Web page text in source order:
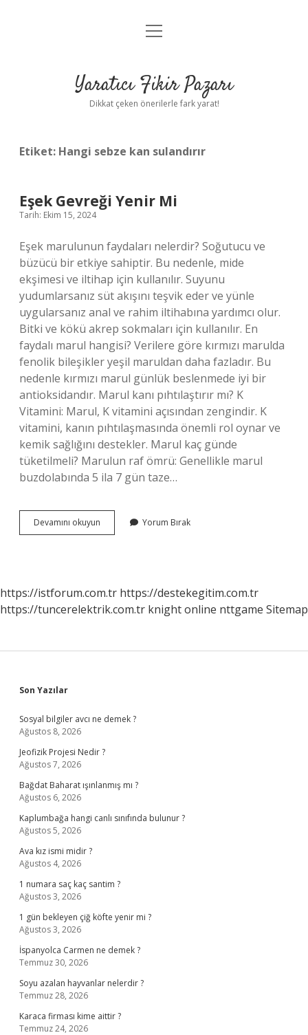
Anasayfa
Yasal Uyarı
menüyü
Yaratıcı Fikir Pazarı
Dikkat çeken önerilerle fark yarat!
Etiket: Hangi sebze kan sulandırır
Eşek Gevreği Yenir Mi
Tarih: Ekim 15, 2024
Eşek marulunun faydaları nelerdir? Soğutucu ve
büzücü bir etkiye sahiptir. Bu nedenle, mide
ekşimesi ve iltihap için kullanılır. Suyunu
yudumlarsanız süt akışını teşvik eder ve yünle
uygularsanız anal ve rahim iltihabına yardımcı olur.
Bitki ve kökü akrep sokmaları için kullanılır. En
faydalı marul hangisi? Verilere göre kırmızı marulda
fenolik bileşikler yeşil maruldan daha fazladır. Bu
nedenle kırmızı marul günlük beslenmede iyi bir
antioksidandır. Marul kanı pıhtılaştırır mı? K
Vitamini: Marul, K vitamini açısından zengindir. K
vitamini, kanın pıhtılaşmasında önemli rol oynar ve
kemik sağlığını destekler. Marul kaç günde
tüketilmeli? Marulun raf ömrü: Genellikle marul
buzdolabında 5 ila 7 gün taze…
Devamını okuyun
Gevreği
Yorum Bırak
https://istforum.com.tr https://destekegitim.com.tr
https://tuncerelektrik.com.tr knight online nttgame Sitemap
Sidebar
Son Yazılar
Sosyal bilgiler avcı ne demek ?
Ağustos 8, 2026
Jeofizik Projesi Nedir ?
Ağustos 7, 2026
Bağdat Baharat ışınlanmış mı ?
Ağustos 6, 2026
Kaplumbağa hangi canlı sınıfında bulunur ?
Ağustos 5, 2026
Ava kız ismi midir ?
Ağustos 4, 2026
1 numara saç kaç santim ?
Ağustos 3, 2026
1 gün bekleyen çiğ köfte yenir mi ?
Ağustos 3, 2026
İspanyolca Carmen ne demek ?
Temmuz 30, 2026
Soyu azalan hayvanlar nelerdir ?
Temmuz 28, 2026
Karaca firması kime aittir ?
Temmuz 24, 2026